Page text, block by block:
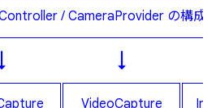
/ CameraProvider の構成
↓
VideoCapture